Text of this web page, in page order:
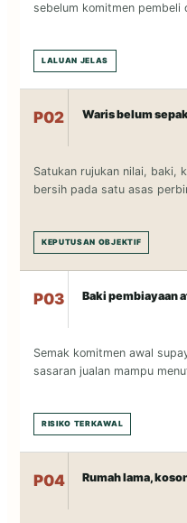
sebelum komitmen pembeli
LALUAN JELAS
P02 Waris belum
Satukan rujukan nilai, baki,
bersih pada satu asas
KEPUTUSAN OBJEKTIF
P03 Baki pembiayaan
Semak komitmen awal
sasaran jualan mampu
RISIKO TERKAWAL
P04 Rumah lama,